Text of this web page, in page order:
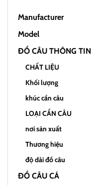
Manufacturer
Model
ĐỒ CÂU THÔNG TIN
CHẤT LIỆU
Khối lượng
khúc cần câu
LOẠI CẦN CÂU
nơi sản xuất
Thương hiệu
độ dài đồ câu
ĐỒ CÂU CÁ